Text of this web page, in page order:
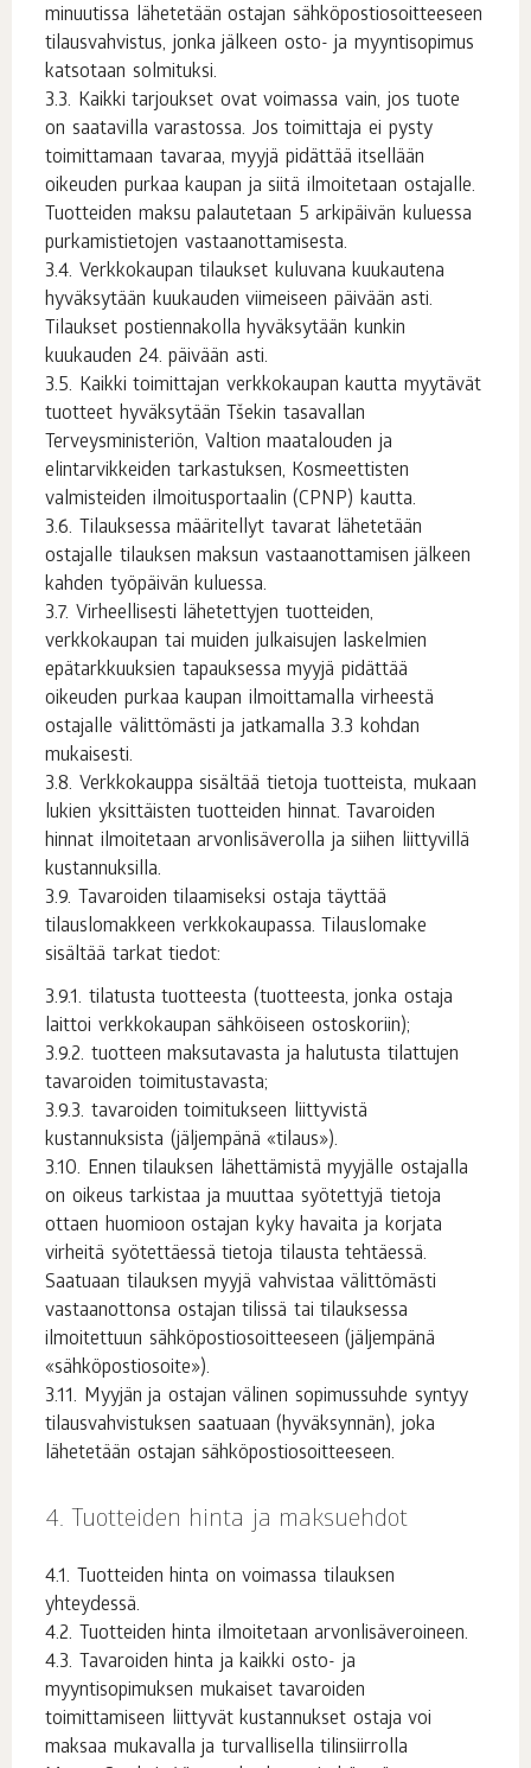
minuutissa lähetetään ostajan sähköpostiosoitteeseen
tilausvahvistus, jonka jälkeen osto- ja myyntisopimus
katsotaan solmituksi.
Kaikki tarjoukset ovat voimassa vain, jos tuote
on saatavilla varastossa. Jos toimittaja ei pysty
toimittamaan tavaraa, myyjä pidättää itsellään
oikeuden purkaa kaupan ja siitä ilmoitetaan ostajalle.
Tuotteiden maksu palautetaan 5 arkipäivän kuluessa
purkamistietojen vastaanottamisesta.
Verkkokaupan tilaukset kuluvana kuukautena
hyväksytään kuukauden viimeiseen päivään asti.
Tilaukset postiennakolla hyväksytään kunkin
kuukauden 24. päivään asti.
Kaikki toimittajan verkkokaupan kautta myytävät
tuotteet hyväksytään Tšekin tasavallan
Terveysministeriön, Valtion maatalouden ja
elintarvikkeiden tarkastuksen, Kosmeettisten
valmisteiden ilmoitusportaalin (CPNP) kautta.
Tilauksessa määritellyt tavarat lähetetään
ostajalle tilauksen maksun vastaanottamisen jälkeen
kahden työpäivän kuluessa.
Virheellisesti lähetettyjen tuotteiden,
verkkokaupan tai muiden julkaisujen laskelmien
epätarkkuuksien tapauksessa myyjä pidättää
oikeuden purkaa kaupan ilmoittamalla virheestä
ostajalle välittömästi ja jatkamalla 3.3 kohdan
mukaisesti.
Verkkokauppa sisältää tietoja tuotteista, mukaan
lukien yksittäisten tuotteiden hinnat. Tavaroiden
hinnat ilmoitetaan arvonlisäverolla ja siihen liittyvillä
kustannuksilla.
Tavaroiden tilaamiseksi ostaja täyttää
tilauslomakkeen verkkokaupassa. Tilauslomake
sisältää tarkat tiedot:
tilatusta tuotteesta (tuotteesta, jonka ostaja
laittoi verkkokaupan sähköiseen ostoskoriin);
tuotteen maksutavasta ja halutusta tilattujen
tavaroiden toimitustavasta;
tavaroiden toimitukseen liittyvistä
kustannuksista (jäljempänä «tilaus»).
Ennen tilauksen lähettämistä myyjälle ostajalla
on oikeus tarkistaa ja muuttaa syötettyjä tietoja
ottaen huomioon ostajan kyky havaita ja korjata
virheitä syötettäessä tietoja tilausta tehtäessä.
Saatuaan tilauksen myyjä vahvistaa välittömästi
vastaanottonsa ostajan tilissä tai tilauksessa
ilmoitettuun sähköpostiosoitteeseen (jäljempänä
«sähköpostiosoite»).
Myyjän ja ostajan välinen sopimussuhde syntyy
tilausvahvistuksen saatuaan (hyväksynnän), joka
lähetetään ostajan sähköpostiosoitteeseen.
Tuotteiden hinta ja maksuehdot
Tuotteiden hinta on voimassa tilauksen
yhteydessä.
Tuotteiden hinta ilmoitetaan arvonlisäveroineen.
Tavaroiden hinta ja kaikki osto- ja
myyntisopimuksen mukaiset tavaroiden
toimittamiseen liittyvät kustannukset ostaja voi
maksaa mukavalla ja turvallisella tilinsiirrolla